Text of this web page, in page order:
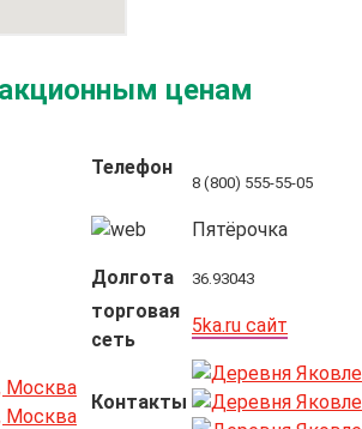
ценам
Телефон
8 (800) 555-55-05
Пятёрочка
Долгота 36.93043
торговая
сеть
5ka.ru сайт
Контакты